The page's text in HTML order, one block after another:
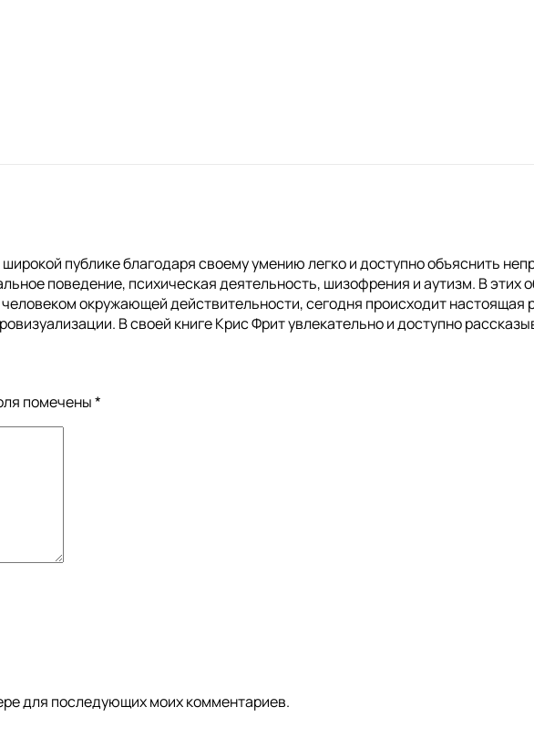
публике благодаря своему умению легко и доступно объяснить
поведение, психическая деятельность, шизофрения и аутизм. В этих
окружающей действительности, сегодня происходит настоящая
В своей книге Крис Фрит увлекательно и доступно
помечены*
для последующих моих комментариев.